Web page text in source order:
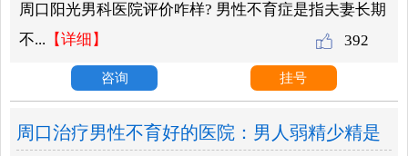
疗吗？
392
周口阳光男科医院评价咋样? 男性不育症是指夫妻长期
不... 【详细】
咨询 挂号
周口治疗男性不育好的医院：男人弱精少精是